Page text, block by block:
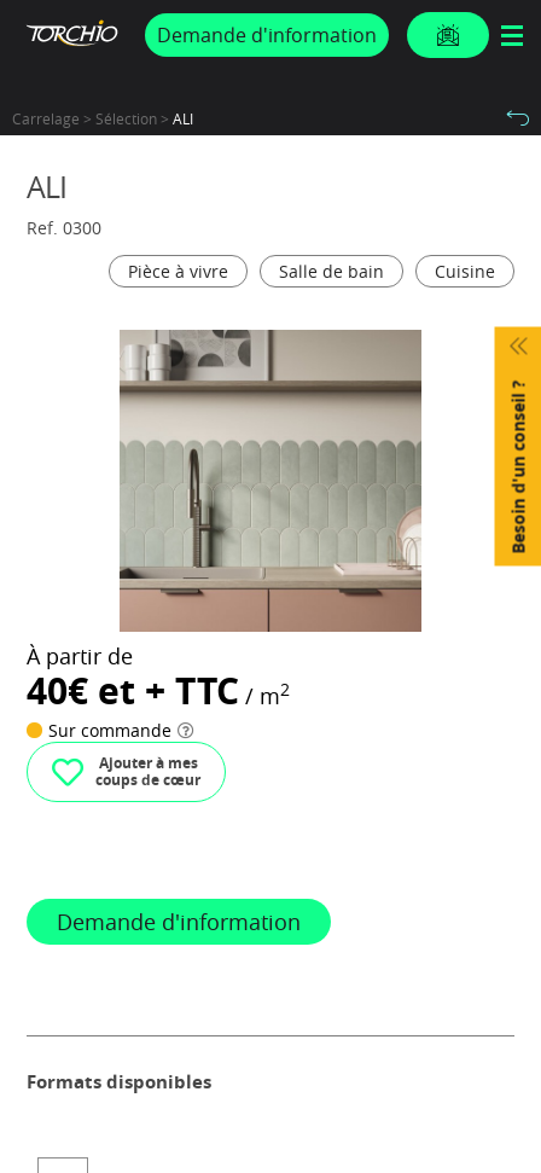
PROMOS & ACTUSDemande d'information
Carrelage > Sélection > ALI
Besoin d'un conseil ?
ALI
Ref. 0300
Pièce à vivre
Salle de bain Cuisine
À partir de
40€ et + TTC / m2
Sur commande
Ajouter à mes
coups de cœur
Demande d'information
Formats disponibles